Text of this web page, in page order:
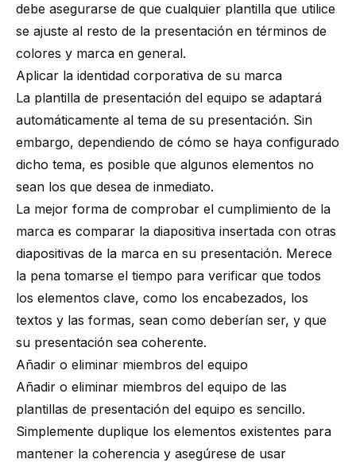
debe asegurarse de que cualquier plantilla que utilice
se ajuste al resto de la presentación en términos de
colores y marca en general.
Aplicar la identidad corporativa de su marca
La plantilla de presentación del equipo se adaptará
automáticamente al tema de su presentación. Sin
embargo, dependiendo de cómo se haya configurado
dicho tema, es posible que algunos elementos no
sean los que desea de inmediato.
La mejor forma de comprobar el cumplimiento de la
marca es comparar la diapositiva insertada con otras
diapositivas de la marca en su presentación. Merece
la pena tomarse el tiempo para verificar que todos
los elementos clave, como los encabezados, los
textos y las formas, sean como deberían ser, y que
su presentación sea coherente.
Añadir o eliminar miembros del equipo
Añadir o eliminar miembros del equipo de las
plantillas de presentación del equipo es sencillo.
Simplemente duplique los elementos existentes para
mantener la coherencia y asegúrese de usar